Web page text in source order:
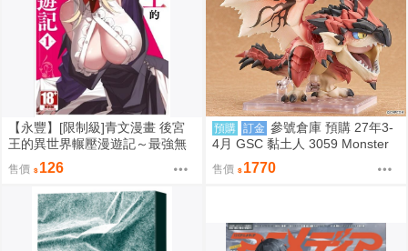
【永豐】[限制級]青文漫畫 後宮
王的異世界輾壓漫遊記～最強無
雙的大叔將全種族納為妻子 1 (全
新) 出版：2026/08
售價 126
預購 訂金 參號倉庫 預購 27年3-
4月 GSC 黏土人 3059 Monster
Hunter 魔物獵人 火龍 雄火龍 9/7
售價 1770